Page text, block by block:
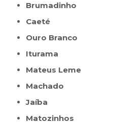
Brumadinho
Caeté
Ouro Branco
Iturama
Mateus Leme
Machado
Jaíba
Matozinhos